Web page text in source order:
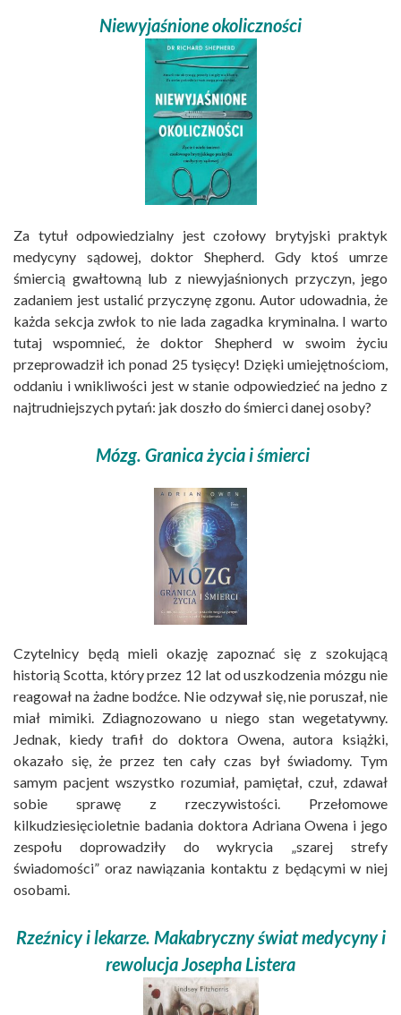
Niewyjaśnione okoliczności
Za tytuł odpowiedzialny jest czołowy brytyjski praktyk
medycyny sądowej, doktor Shepherd. Gdy ktoś umrze
śmiercią gwałtowną lub z niewyjaśnionych przyczyn, jego
zadaniem jest ustalić przyczynę zgonu. Autor udowadnia, że
każda sekcja zwłok to nie lada zagadka kryminalna. I warto
tutaj wspomnieć, że doktor Shepherd w swoim życiu
przeprowadził ich ponad 25 tysięcy! Dzięki umiejętnościom,
oddaniu i wnikliwości jest w stanie odpowiedzieć na jedno z
najtrudniejszych pytań: jak doszło do śmierci danej osoby?
Mózg. Granica życia i śmierci
Czytelnicy będą mieli okazję zapoznać się z szokującą
historią Scotta, który przez 12 lat od uszkodzenia mózgu nie
reagował na żadne bodźce. Nie odzywał się, nie poruszał, nie
miał mimiki. Zdiagnozowano u niego stan wegetatywny.
Jednak, kiedy trafił do doktora Owena, autora książki,
okazało się, że przez ten cały czas był świadomy. Tym
samym pacjent wszystko rozumiał, pamiętał, czuł, zdawał
sobie sprawę z rzeczywistości. Przełomowe
kilkudziesięcioletnie badania doktora Adriana Owena i jego
zespołu doprowadziły do wykrycia „szarej strefy
świadomości” oraz nawiązania kontaktu z będącymi w niej
osobami.
Rzeźnicy i lekarze. Makabryczny świat medycyny i
rewolucja Josepha Listera